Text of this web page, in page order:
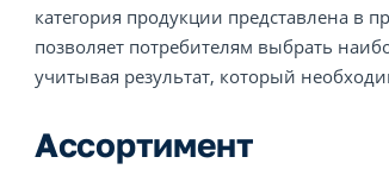
категория продукции представлена
позволяет потребителям выбрать
учитывая результат, который
Ассортимент